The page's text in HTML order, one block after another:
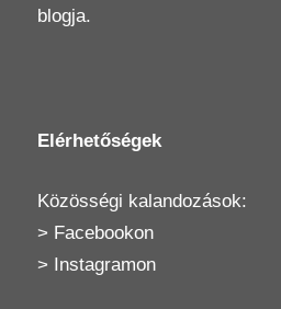
blogja.
Elérhetőségek
Közösségi kalandozások:
> Facebookon
> Instagramon